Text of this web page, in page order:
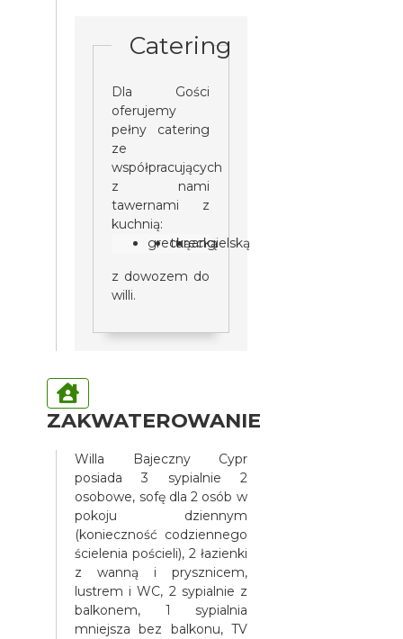
Catering
Dla Gości
oferujemy
pełny catering
ze
współpracujących
z nami
tawernami z
kuchnią:
greckąturecką
angielską
z dowozem do
willi.
ZAKWATEROWANIE
Willa Bajeczny Cypr
posiada 3 sypialnie 2
osobowe, sofę dla 2 osób w
pokoju dziennym
(konieczność codziennego
ścielenia pościeli), 2 łazienki
z wanną i prysznicem,
lustrem i WC, 2 sypialnie z
balkonem, 1 sypialnia
mniejsza bez balkonu, TV